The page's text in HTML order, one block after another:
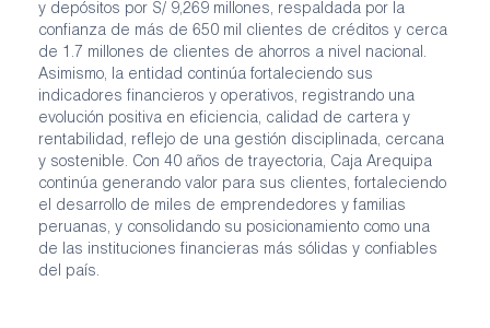
y depósitos por S/ 9,269 millones, respaldada por la
confianza de más de 650 mil clientes de créditos y cerca
de 1.7 millones de clientes de ahorros a nivel nacional.
Asimismo, la entidad continúa fortaleciendo sus
indicadores financieros y operativos, registrando una
evolución positiva en eficiencia, calidad de cartera y
rentabilidad, reflejo de una gestión disciplinada, cercana
y sostenible. Con 40 años de trayectoria, Caja Arequipa
continúa generando valor para sus clientes, fortaleciendo
el desarrollo de miles de emprendedores y familias
peruanas, y consolidando su posicionamiento como una
de las instituciones financieras más sólidas y confiables
del país.